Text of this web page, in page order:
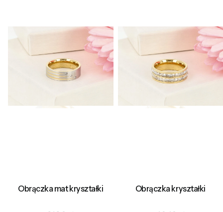
Obrączka mat kryształki Obrączka kryształki